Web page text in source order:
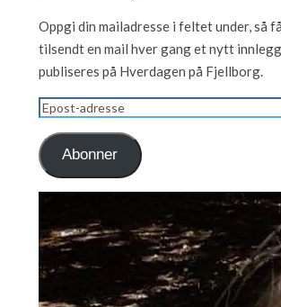
Oppgi din mailadresse i feltet under, så
tilsendt en mail hver gang et nytt innlegg
publiseres på Hverdagen på Fjellborg.
Epost-
adresse
Abonner